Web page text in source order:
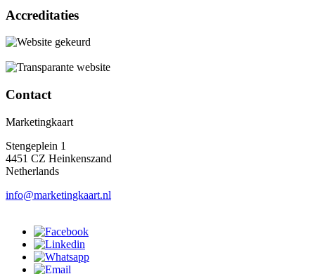
Accreditaties
Contact
Marketingkaart
Stengeplein 1
4451 CZ Heinkenszand
Netherlands
info@marketingkaart.nl